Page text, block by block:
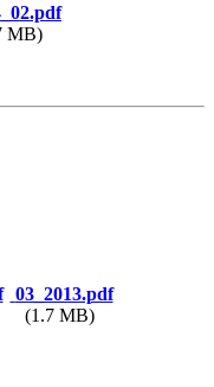
MB)
03_2013.pdf
(1.7 MB)